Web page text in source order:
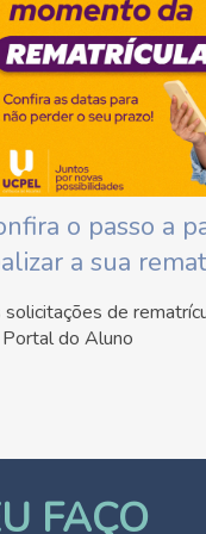
o passo a
a sua
de
do Aluno
FAÇO